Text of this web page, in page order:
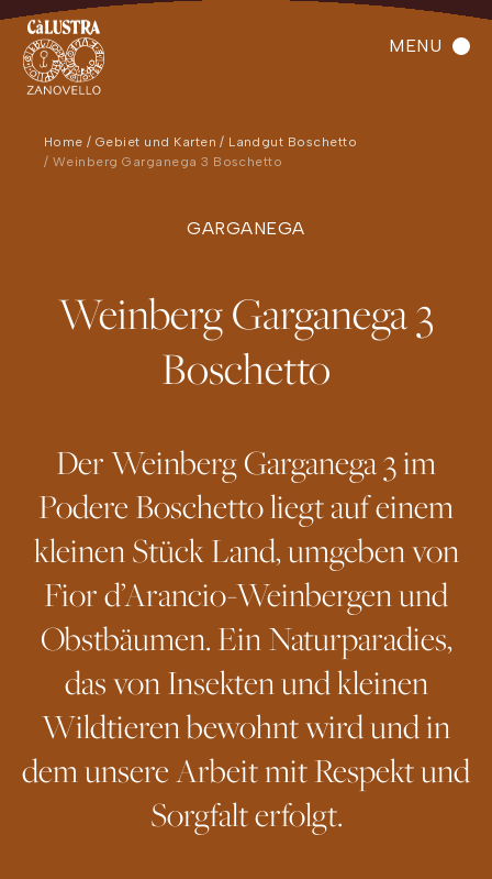
MENU
Home Gebiet und Karten
Landgut Boschetto
Weinberg Garganega 3 Boschetto
GARGANEGA
Weinberg Garganega 3
Boschetto
Der Weinberg Garganega 3 im
Podere Boschetto liegt auf einem
kleinen Stück Land, umgeben von
Fior d’Arancio-Weinbergen und
Obstbäumen. Ein Naturparadies,
das von Insekten und kleinen
Wildtieren bewohnt wird und in
dem unsere Arbeit mit Respekt und
Sorgfalt erfolgt.